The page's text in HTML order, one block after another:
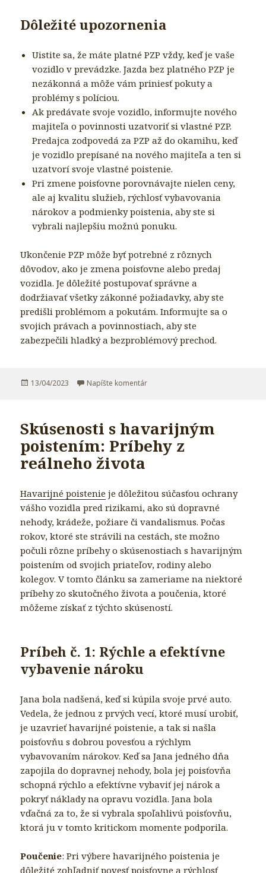
Dôležité upozornenia
Uistite sa, že máte platné PZP vždy, keď je vaše
vozidlo v prevádzke. Jazda bez platného PZP je
nezákonná a môže vám priniesť pokuty a
problémy s políciou.
Ak predávate svoje vozidlo, informujte nového
majiteľa o povinnosti uzatvoriť si vlastné PZP.
Predajca zodpovedá za PZP až do okamihu, keď
je vozidlo prepísané na nového majiteľa a ten si
uzatvorí svoje vlastné poistenie.
Pri zmene poisťovne porovnávajte nielen ceny,
ale aj kvalitu služieb, rýchlosť vybavovania
nárokov a podmienky poistenia, aby ste si
vybrali najlepšiu možnú ponuku.
Ukončenie PZP môže byť potrebné z rôznych
dôvodov, ako je zmena poisťovne alebo predaj
vozidla. Je dôležité postupovať správne a
dodržiavať všetky zákonné požiadavky, aby ste
predišli problémom a pokutám. Informujte sa o
svojich právach a povinnostiach, aby ste
zabezpečili hladký a bezproblémový prechod.
Publikované
13/04/2023 Napíšte komentár
Skúsenosti s havarijným
poistením: Príbehy z
reálneho života
Havarijné poistenie je dôležitou súčasťou ochrany
vášho vozidla pred rizikami, ako sú dopravné
nehody, krádeže, požiare či vandalismus. Počas
rokov, ktoré ste strávili na cestách, ste možno
počuli rôzne príbehy o skúsenostiach s havarijným
poistením od svojich priateľov, rodiny alebo
kolegov. V tomto článku sa zameriame na niektoré
príbehy zo skutočného života a poučenia, ktoré
môžeme získať z týchto skúseností.
Príbeh č. 1: Rýchle a efektívne
vybavenie nároku
Jana bola nadšená, keď si kúpila svoje prvé auto.
Vedela, že jednou z prvých vecí, ktoré musí urobiť,
je uzavrieť havarijné poistenie, a tak si našla
poisťovňu s dobrou povesťou a rýchlym
vybavovaním nárokov. Keď sa Jana jedného dňa
zapojila do dopravnej nehody, bola jej poisťovňa
schopná rýchlo a efektívne vybaviť jej nárok a
pokryť náklady na opravu vozidla. Jana bola
vďačná za to, že si vybrala spoľahlivú poisťovňu,
ktorá ju v tomto kritickom momente podporila.
Poučenie: Pri výbere havarijného poistenia je
dôležité zohľadniť povesť poisťovne a rýchlosť